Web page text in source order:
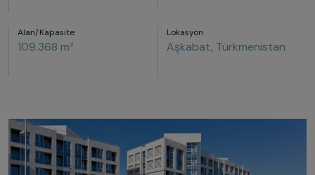
Alan/Kapasite
109.368 m²
Lokasyon
Aşkabat, Türkmenistan